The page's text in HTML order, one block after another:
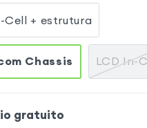
Cell + estrutura
Chassis LCD In-
gratuito